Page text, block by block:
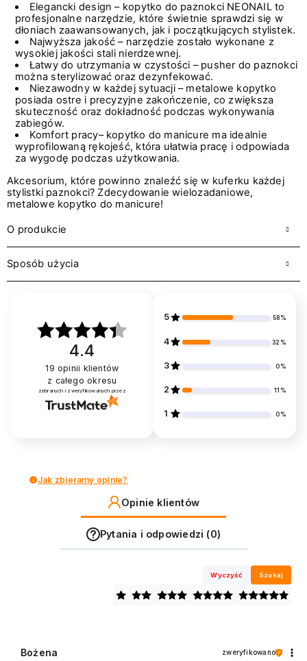
Elegancki design – kopytko do paznokci NEONAIL to
profesjonalne narzędzie, które świetnie sprawdzi się w
dłoniach zaawansowanych, jak i początkujących stylistek.
Najwyższa jakość – narzędzie zostało wykonane z
wysokiej jakości stali nierdzewnej.
Łatwy do utrzymania w czystości – pusher do paznokci
można sterylizować oraz dezynfekować.
Niezawodny w każdej sytuacji – metalowe kopytko
posiada ostre i precyzyjne zakończenie, co zwiększa
skuteczność oraz dokładność podczas wykonywania
zabiegów.
Komfort pracy– kopytko do manicure ma idealnie
wyprofilowaną rękojeść, która ułatwia pracę i odpowiada
za wygodę podczas użytkowania.
Akcesorium, które powinno znaleźć się w kuferku każdej
stylistki paznokci? Zdecydowanie wielozadaniowe,
metalowe kopytko do manicure!
O produkcie
Sposób użycia
4.4
19 opinii klientów
z całego okresu
zebranych i zweryfikowanych przez
5 58%
4 32%
3 0%
2 11%
1 0%
Jak zbieramy opinie?
Opinie klientów
Pytania i odpowiedzi (0)
Wyczyść Szukaj
Bożena zweryfikowano